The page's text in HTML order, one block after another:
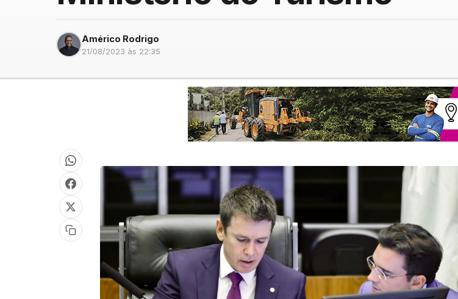
Américo Rodrigo
21/08/2023 às 22:35